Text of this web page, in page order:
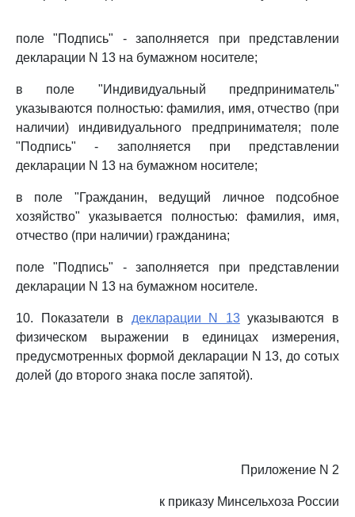
поле "Подпись" - заполняется при представлении
декларации N 13 на бумажном носителе;
в поле "Индивидуальный предприниматель"
указываются полностью: фамилия, имя, отчество (при
наличии) индивидуального предпринимателя; поле
"Подпись" - заполняется при представлении
декларации N 13 на бумажном носителе;
в поле "Гражданин, ведущий личное подсобное
хозяйство" указывается полностью: фамилия, имя,
отчество (при наличии) гражданина;
поле "Подпись" - заполняется при представлении
декларации N 13 на бумажном носителе.
10. Показатели в декларации N 13указываются в
физическом выражении в единицах измерения,
предусмотренных формой декларации N 13, до сотых
долей (до второго знака после запятой).
Приложение N 2
к приказу Минсельхоза России